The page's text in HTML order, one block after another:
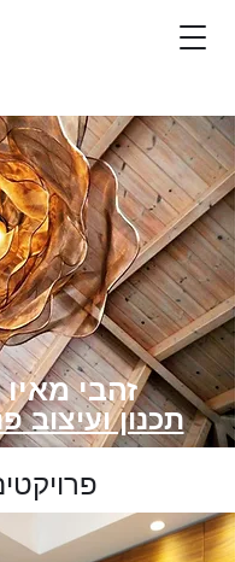
זהבי מאיו
תכנון ועיצוב